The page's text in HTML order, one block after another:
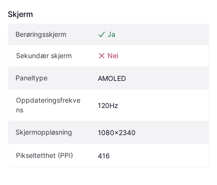
Skjerm
Berøringsskjerm Ja
Sekundær skjerm Nei
Paneltype AMOLED
Oppdateringsfrekve
ns
120Hz
Skjermoppløsning 1080x2340
Pikseltetthet (PPI) 416